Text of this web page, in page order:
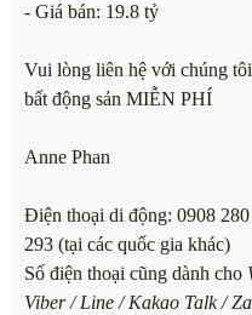
- Giá bán: 19.8 tỷ
Vui lòng liên hệ với chúng
bất động sản MIỄN PHÍ
Anne Phan
Điện thoại di động: 0908
293 (tại các quốc gia khác)
Số điện thoại cũng dành cho
Viber / Line / Kakao Talk /